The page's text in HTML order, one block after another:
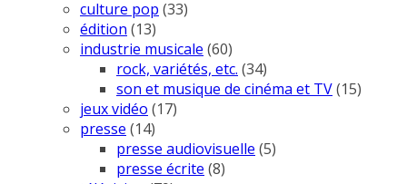
culture pop (33)
édition (13)
industrie musicale (60)
rock, variétés, etc. (34)
son et musique de cinéma et TV(15)
jeux vidéo (17)
presse (14)
presse audiovisuelle (5)
presse écrite (8)